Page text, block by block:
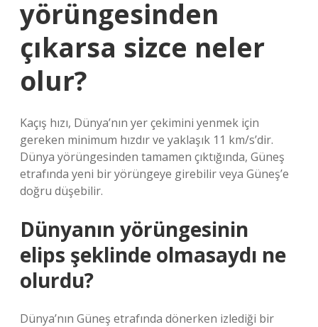
yörüngesinden
çıkarsa sizce neler
olur?
Kaçış hızı, Dünya’nın yer çekimini yenmek için
gereken minimum hızdır ve yaklaşık 11 km/s’dir.
Dünya yörüngesinden tamamen çıktığında, Güneş
etrafında yeni bir yörüngeye girebilir veya Güneş’e
doğru düşebilir.
Dünyanın yörüngesinin
elips şeklinde olmasaydı ne
olurdu?
Dünya’nın Güneş etrafında dönerken izlediği bir